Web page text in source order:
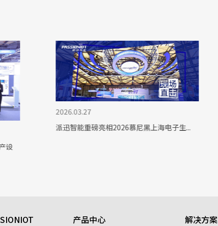
2026.03.27
派迅智能重磅亮相2026慕尼黑上海电子生...
产品中心 解决方案